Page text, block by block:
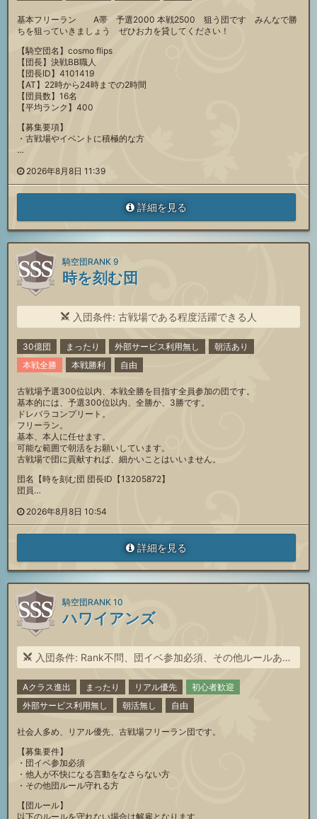
基本フリーラン A帯 予選2000 本戦2500 狙う団です みんなで勝
ちを狙っていきましょう ぜひお力を貸してください！
【騎空団名】cosmo flips
【団長】決戦BB職人
【団長ID】4101419
【AT】22時から24時までの2時間
【団員数】16名
【平均ランク】400
【募集要項】
・古戦場やイベントに積極的な方
…
2026年8月8日 11:39
詳細を見る
時を刻む団
騎空団RANK 9
入団条件: 古戦場である程度活躍できる人
30億団 まったり 外部サービス利用無し
朝活あり
本戦全勝
本戦勝利 自由
古戦場予選300位以内、本戦全勝を目指す全員参加の団です。
基本的には、予選300位以内、全勝か、3勝です。
ドレバラコンプリート。
フリーラン。
基本、本人に任せます。
可能な範囲で朝活をお願いしています。
古戦場で団に貢献すれば、細かいことはいいません。
団名【時を刻む団 団長ID【13205872】
団員…
2026年8月8日 10:54
詳細を見る
ハワイアンズ
騎空団RANK 10
入団条件: Rank不問、団イベ参加必須、その他ルールあり。
Aクラス進出 まったり リアル優先
初心者歓迎
外部サービス利用無し
朝活無し 自由
社会人多め、リアル優先、古戦場フリーラン団です。
【募集要件】
・団イベ参加必須
・他人が不快になる言動をなさらない方
・その他団ルール守れる方
【団ルール】
以下のルールを守れない場合は解雇となります。